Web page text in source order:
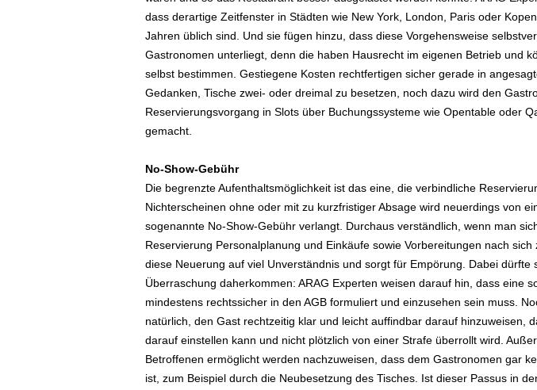
dass derartige Zeitfenster in Städten wie New York, London, Paris oder
Jahren üblich sind. Und sie fügen hinzu, dass diese Vorgehensweise
Gastronomen unterliegt, denn die haben Hausrecht im eigenen Betrieb und
selbst bestimmen. Gestiegene Kosten rechtfertigen sicher gerade in
Gedanken, Tische zwei- oder dreimal zu besetzen, noch dazu wird den
Reservierungsvorgang in Slots über Buchungssysteme wie Opentable oder
gemacht.
No-Show-Gebühr
Die begrenzte Aufenthaltsmöglichkeit ist das eine, die verbindliche
Nichterscheinen ohne oder mit zu kurzfristiger Absage wird neuerdings von
sogenannte No-Show-Gebühr verlangt. Durchaus verständlich, wenn man
Reservierung Personalplanung und Einkäufe sowie Vorbereitungen nach
diese Neuerung auf viel Unverständnis und sorgt für Empörung. Dabei dürfte
Überraschung daherkommen: ARAG Experten weisen darauf hin, dass eine
mindestens rechtssicher in den AGB formuliert und einzusehen sein muss.
natürlich, den Gast rechtzeitig klar und leicht auffindbar darauf hinzuweisen,
darauf einstellen kann und nicht plötzlich von einer Strafe überrollt wird.
Betroffenen ermöglicht werden nachzuweisen, dass dem Gastronomen gar
ist, zum Beispiel durch die Neubesetzung des Tisches. Ist dieser Passus in